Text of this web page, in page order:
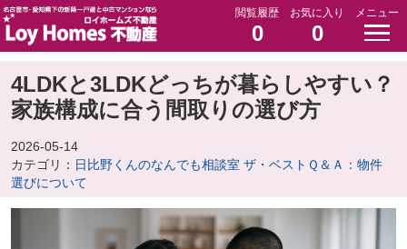
閲覧履歴
0
お気に入り
0
メニュー
4LDKと3LDKどっちが暮らしやすい？
家族構成に合う間取りの選び方
2026-05-14
カテゴリ： 日比野くんのなんでも相談室 ザ・ベストＱ＆Ａ：物件
選びについて